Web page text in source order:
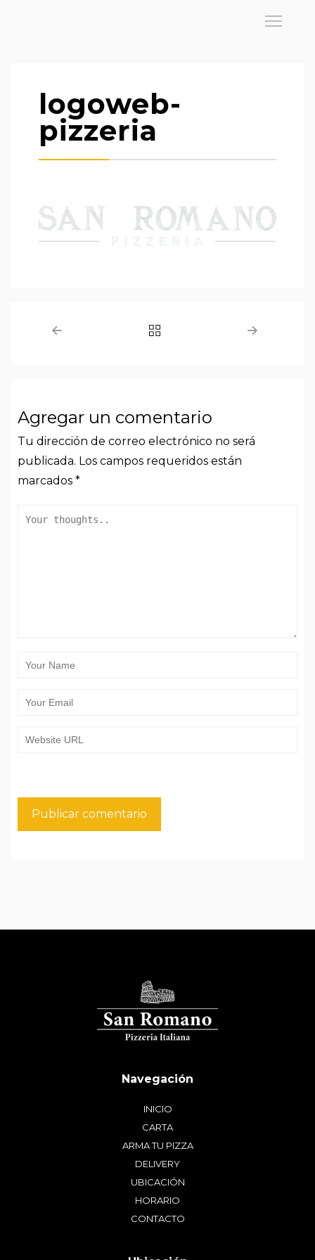
logoweb-
pizzeria
Agregar un comentario
Tu dirección de correo electrónico no será
publicada. Los campos requeridos están
marcados *
INICIO
CARTA
ARMA TU PIZZA
DELIVERY
UBICACIÓN
HORARIO
CONTACTO